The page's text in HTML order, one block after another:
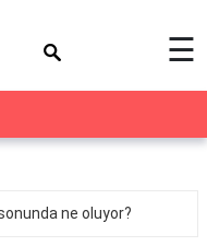
☰
ne oluyor?